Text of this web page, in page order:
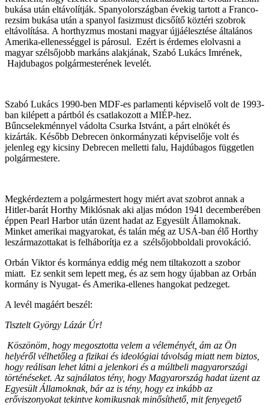
bukása után eltávolítják. Spanyolországban évekig tartott a Franco-
rezsim bukása után a spanyol fasizmust dicsőítő köztéri szobrok
eltávolítása. A horthyzmus mostani magyar újjáélesztése általános
Amerika-ellenességgel is párosul. Ezért is érdemes elolvasni a
magyar szélsőjobb markáns alakjának, Szabó Lukács Imrének,
Hajdubagos polgármesterének levelét.
Szabó Lukács 1990-ben MDF-es parlamenti képviselő volt de 1993-
ban kilépett a pártból és csatlakozott a MIÉP-hez.
Bűncselekménnyel vádolta Csurka Istvánt, a párt elnökét és
kizárták. Később Debrecen önkormányzati képviselője volt és
jelenleg egy kicsiny Debrecen melletti falu, Hajdúbagos független
polgármestere.
Megkérdeztem a polgármestert hogy miért avat szobrot annak a
Hitler-barát Horthy Miklósnak aki aljas módon 1941 decemberében
éppen Pearl Harbor után üzent hadat az Egyesült Államoknak.
Minket amerikai magyarokat, és talán még az USA-ban élő Horthy
leszármazottakat is felháborítja ez a szélsőjobboldali provokáció.
Orbán Viktor és kormánya eddig még nem tiltakozott a szobor
miatt. Ez senkit sem lepett meg, és az sem hogy újabban az Orbán
kormány is Nyugat- és Amerika-ellenes hangokat pedzeget.
A levél magáért beszél:
Tisztelt György Lázár Úr!
Köszönöm, hogy megosztotta velem a véleményét, ám az Ön
helyéről vélhetőleg a fizikai és ideológiai távolság miatt nem biztos,
hogy reálisan lehet látni a jelenkori és a múltbeli magyarországi
történéseket. Az sajnálatos tény, hogy Magyarország hadat üzent az
Egyesült Államoknak, bár az is tény, hogy ez inkább az
erőviszonyokat tekintve komikusnak minősíthető, mit fenyegető